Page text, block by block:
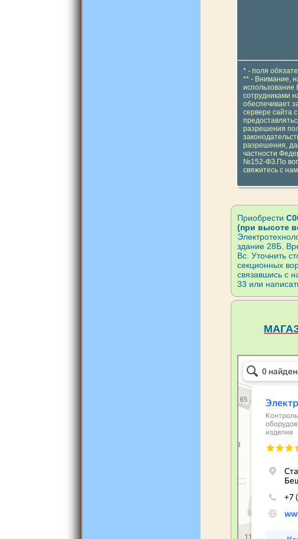
* - поля
** - Внимание,
использование
сотрудниками
обеспечивает
сервере сайта
разрешения
разрешения,
частности
№152-ФЗ.По
свяжитесь с
Приобрести
(при высоте
здание 28Б.
Вс. Уточнить
секционных
связавшись с
33 или